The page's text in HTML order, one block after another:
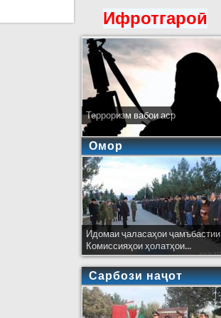
Ифротгароӣ
Терроризм вабои аср
Омор
Идомаи ҷаласаҳои ҷамъбастии
Комиссияҳои ҳолатҳои...
Сарбози наҷот